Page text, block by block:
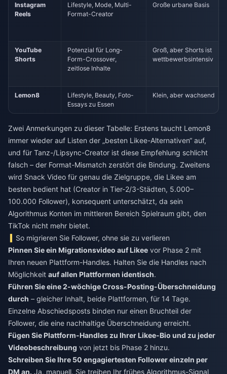
Instagram
Reels
Lifestyle, Mode, Multi-
Format-Creator
Große urbane Basis
YouTube
Shorts
Potenzial für Long-
Form-Crossover,
zeitlose Inhalte
Groß, aber Shorts ist
wettbewerbsintensiv
Lemon8
Lifestyle, Beauty, Foto-
Essays zu Essen
Klein, aber wachsend
Zwei Anmerkungen zu dieser Tabelle: Erstens taucht Lemon8
immer wieder auf Listen der „besten Likee-Alternativen“ auf,
und für Tanz-/Lipsync-Creator ist diese Empfehlung schlicht
falsch – der Format-Mismatch zerstört die Bindung. Zweitens
wird Snack Video für genau die Zielgruppe, die Likee am
besten bedient hat (Creator in Tier-2/3-Städten, 5.000–
100.000 Follower), konsequent unterschätzt, da sein
Algorithmus Konten im mittleren Bereich Spielraum gibt, den
TikTok nicht mehr bietet.
So migrieren Sie Follower, ohne sie zu verlieren
Pinnen Sie ein Migrationsvideo auf Likee vor Phase 2 mit
Ihren neuen Plattform-Handles. Halten Sie die Handles nach
Möglichkeit auf allen Plattformen identisch.
Führen Sie eine 2-wöchige Cross-Posting-Überschneidung
durch – gleicher Inhalt, beide Plattformen, für 14 Tage.
Einzelne Abschiedsposts binden nur einen Bruchteil der
Follower, die eine nachhaltige Überschneidung erreicht.
Fügen Sie Plattform-Handles zu Ihrer Likee-Bio und zu jeder
Videobeschreibung von jetzt bis Phase 2 hinzu.
Schreiben Sie Ihre 50 engagiertesten Follower einzeln per
DM an. Ja, manuell. Sie treiben Ihr frühes Algorithmus-Signal